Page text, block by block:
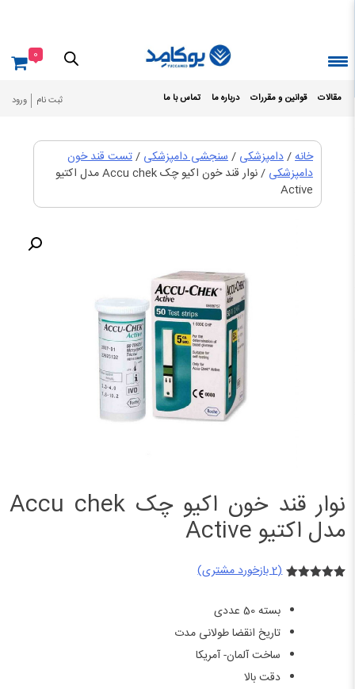
مقالات قوانین و مقررات درباره ما تماس با ما ثبت نام ورود
0
خانه/دامپزشکی /سنجشی دامپزشکی /تست قند خون
دامپزشکی
/ نوار قند خون اکیو چک Accu chek مدل اکتیو
Active
نوار قند خون اکیو چک Accu chek
مدل اکتیو Active
(
2بازخورد مشتری)
بسته 50 عددی
تاریخ انقضا طولانی مدت
ساخت آلمان- آمریکا
دقت بالا